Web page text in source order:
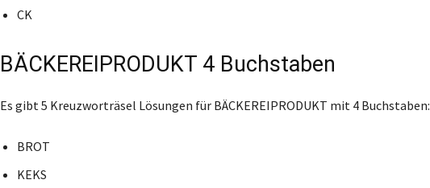
CK
BÄCKEREIPRODUKT 4 Buchstaben
Es gibt 5 Kreuzworträsel Lösungen für BÄCKEREIPRODUKT mit 4 Buchstaben:
BROT
KEKS